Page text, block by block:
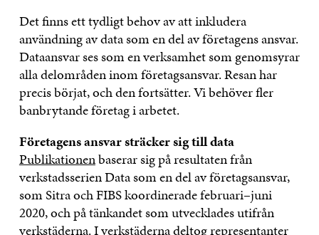
Det finns ett tydligt behov av att inkludera
användning av data som en del av företagens ansvar.
Dataansvar ses som en verksamhet som genomsyrar
alla delområden inom företagsansvar. Resan har
precis börjat, och den fortsätter. Vi behöver fler
banbrytande företag i arbetet.
Företagens ansvar sträcker sig till data
Publikationenbaserar sig på resultaten från
verkstadsserien Data som en del av företagsansvar,
som Sitra och FIBS koordinerade februari–juni
2020, och på tänkandet som utvecklades utifrån
verkstäderna. I verkstäderna deltog representanter